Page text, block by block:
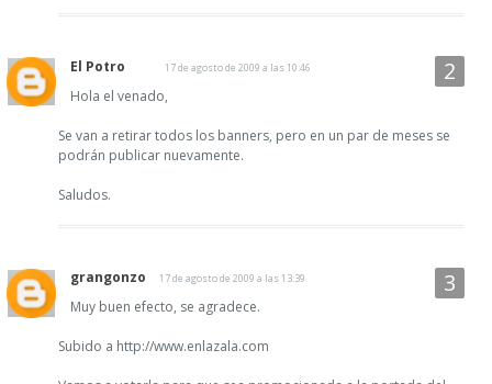
El Potro 17 de agosto de 2009 a las 10:46
Hola el venado,
Se van a retirar todos los banners, pero en un par de meses se
podrán publicar nuevamente.
Saludos.
grangonzo 17 de agosto de 2009 a las 13:39
Muy buen efecto, se agradece.
Subido a http://www.enlazala.com